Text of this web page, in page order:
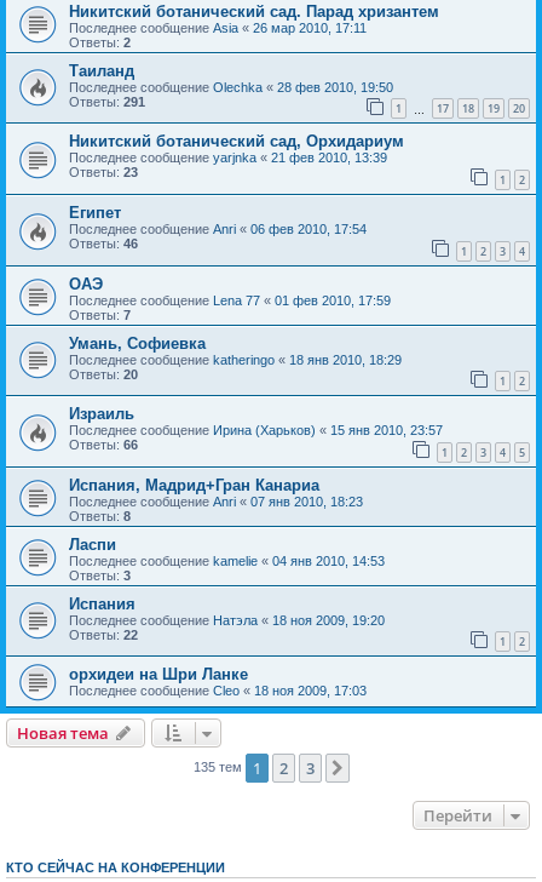
Никитский ботанический сад. Парад хризантем
Последнее сообщение Asia « 26 мар 2010, 17:11
Ответы: 2
Таиланд
Последнее сообщение Olechka « 28 фев 2010, 19:50
Ответы: 291 1 17 18 19 20
Никитский ботанический сад, Орхидариум
Последнее сообщение yarjnka « 21 фев 2010, 13:39
Ответы: 23 1 2
Египет
Последнее сообщение Anri « 06 фев 2010, 17:54
Ответы: 46 1 2 3 4
ОАЭ
Последнее сообщение Lena 77 « 01 фев 2010, 17:59
Ответы: 7
Умань, Софиевка
Последнее сообщение katheringo « 18 янв 2010, 18:29
Ответы: 20 1 2
Израиль
Последнее сообщение Ирина (Харьков) « 15 янв 2010, 23:57
Ответы: 66 1 2 3 4 5
Испания, Мадрид+Гран Канариа
Последнее сообщение Anri « 07 янв 2010, 18:23
Ответы: 8
Ласпи
Последнее сообщение kamelie « 04 янв 2010, 14:53
Ответы: 3
Испания
Последнее сообщение Натэла « 18 ноя 2009, 19:20
Ответы: 22 1 2
орхидеи на Шри Ланке
Последнее сообщение Cleo « 18 ноя 2009, 17:03
Новая тема
135 тем 1 2 3
Перейти
КТО СЕЙЧАС НА КОНФЕРЕНЦИИ